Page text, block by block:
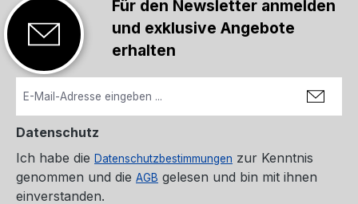
Für den Newsletter anmelden
und exklusive Angebote
erhalten
Datenschutz
Ich habe die Datenschutzbestimmungen zur Kenntnis
genommen und die AGB gelesen und bin mit ihnen
einverstanden.